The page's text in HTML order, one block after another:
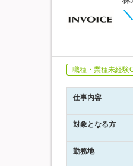
職種・業種未経験
仕事内容
対象となる方
勤務地